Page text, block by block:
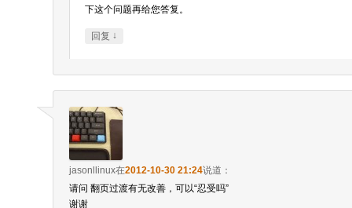
下这个问题再给您答复。
回复 ↓
jasonllinux在2012-10-30 21:24说道：
请问 翻页过渡有无改善，可以“忍受吗”
谢谢